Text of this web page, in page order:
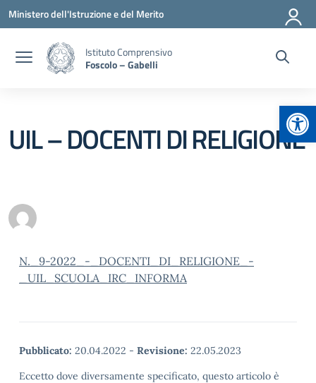
Vai ai contenuti
Vai al menu di navigazione
Vai al footer
Ministero dell'Istruzione e del Merito
Istituto Comprensivo
Foscolo – Gabelli
UIL – DOCENTI DI RELIGIONE
N._9-2022_-_DOCENTI_DI_RELIGIONE_-
_UIL_SCUOLA_IRC_INFORMA
Pubblicato: 20.04.2022 - Revisione: 22.05.2023
Eccetto dove diversamente specificato, questo articolo è